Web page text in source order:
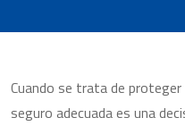
Cuando se trata de
seguro adecuada es una